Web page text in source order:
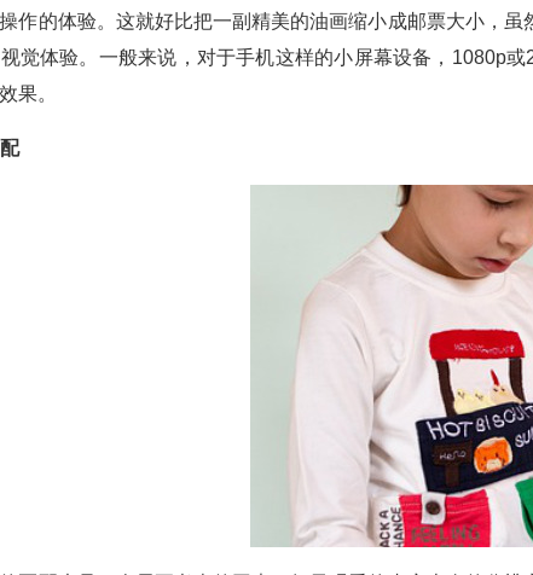
作的体验。这就好比把一副精美的油画缩小成邮票大小，
觉体验。一般来说，对于手机这样的小屏幕设备，1080p
果。